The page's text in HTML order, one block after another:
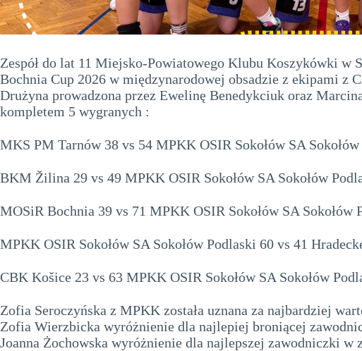
Zespół do lat 11 Miejsko-Powiatowego Klubu Koszykówki w
Bochnia Cup 2026 w międzynarodowej obsadzie z ekipami z
Drużyna prowadzona przez Ewelinę Benedykciuk oraz
kompletem 5 wygranych :
MKS PM Tarnów 38 vs 54 MPKK OSIR Sokołów SA
BKM Žilina 29 vs 49 MPKK OSIR Sokołów SA Sokołów
MOSiR Bochnia 39 vs 71 MPKK OSIR Sokołów SA Sokołów
MPKK OSIR Sokołów SA Sokołów Podlaski 60 vs 41
CBK Košice 23 vs 63 MPKK OSIR Sokołów SA Sokołów
Zofia Seroczyńska z MPKK została uznana za najbardziej
Zofia Wierzbicka wyróżnienie dla najlepiej broniącej
Joanna Żochowska wyróżnienie dla najlepszej zawodniczki w